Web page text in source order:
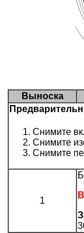
Выноска
Снимите
Снимите
Снимите
1